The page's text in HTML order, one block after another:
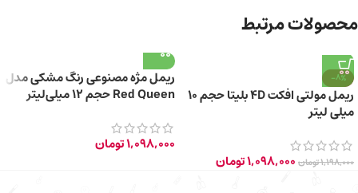
محصولات مرتبط
-8%
ریمل مولتی افکت 4D بلیتا حجم 10
میلی لیتر
1,198,000تومان 1,098,000تومان
ریمل مژه مصنوعی رنگ مشکی مدل
Red Queen حجم 12 میلی‌لیتر
1,098,000تومان